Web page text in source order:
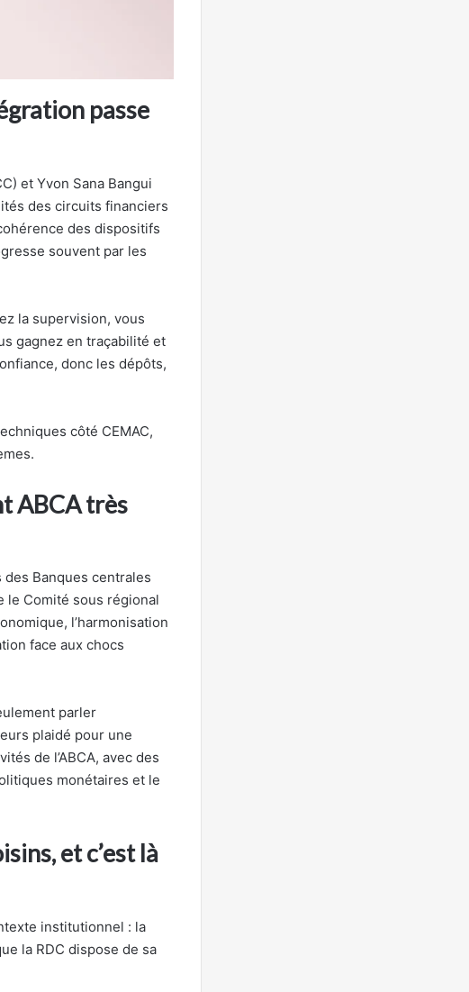
passe
et Yvon Sana Bangui
des circuits financiers
des dispositifs
souvent par les
la supervision, vous
gagnez en traçabilité et
donc les dépôts,
côté CEMAC,
ABCA très
Banques centrales
le Comité sous régional
l’harmonisation
face aux chocs
parler
plaidé pour une
de l’ABCA, avec des
monétaires et le
et c’est là
institutionnel : la
la RDC dispose de sa